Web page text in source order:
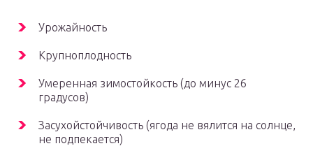
Урожайность
Крупноплодность
Умеренная зимостойкость (до минус 26
градусов)
Засухойстойчивость (ягода не вялится на солнце,
не подпекается)